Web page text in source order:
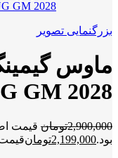
بزرگنمایی تصویر
GM 2028
2,900,000تومان
بود.2,199,000تومانقیمت فعلی